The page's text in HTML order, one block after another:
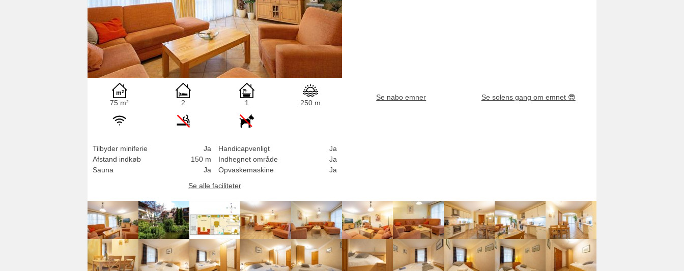
75 m² 2 1 250 m
Tilbyder miniferie
Ja
Afstand indkøb
150 m
Sauna
Ja
Handicapvenligt
Ja
Indhegnet område
Ja
Opvaskemaskine
Ja
Se alle faciliteter
Se nabo emner Se solens gang om emnet 😎